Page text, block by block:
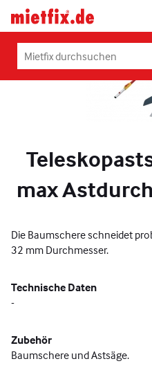
Inhalt
Mietfix®
Geräte
Maschinen
mieten
in
max
Die Baumschere schneidet
32 mm Durchmesser.
Technische Daten
-
Zubehör
Baumschere und Astsäge.